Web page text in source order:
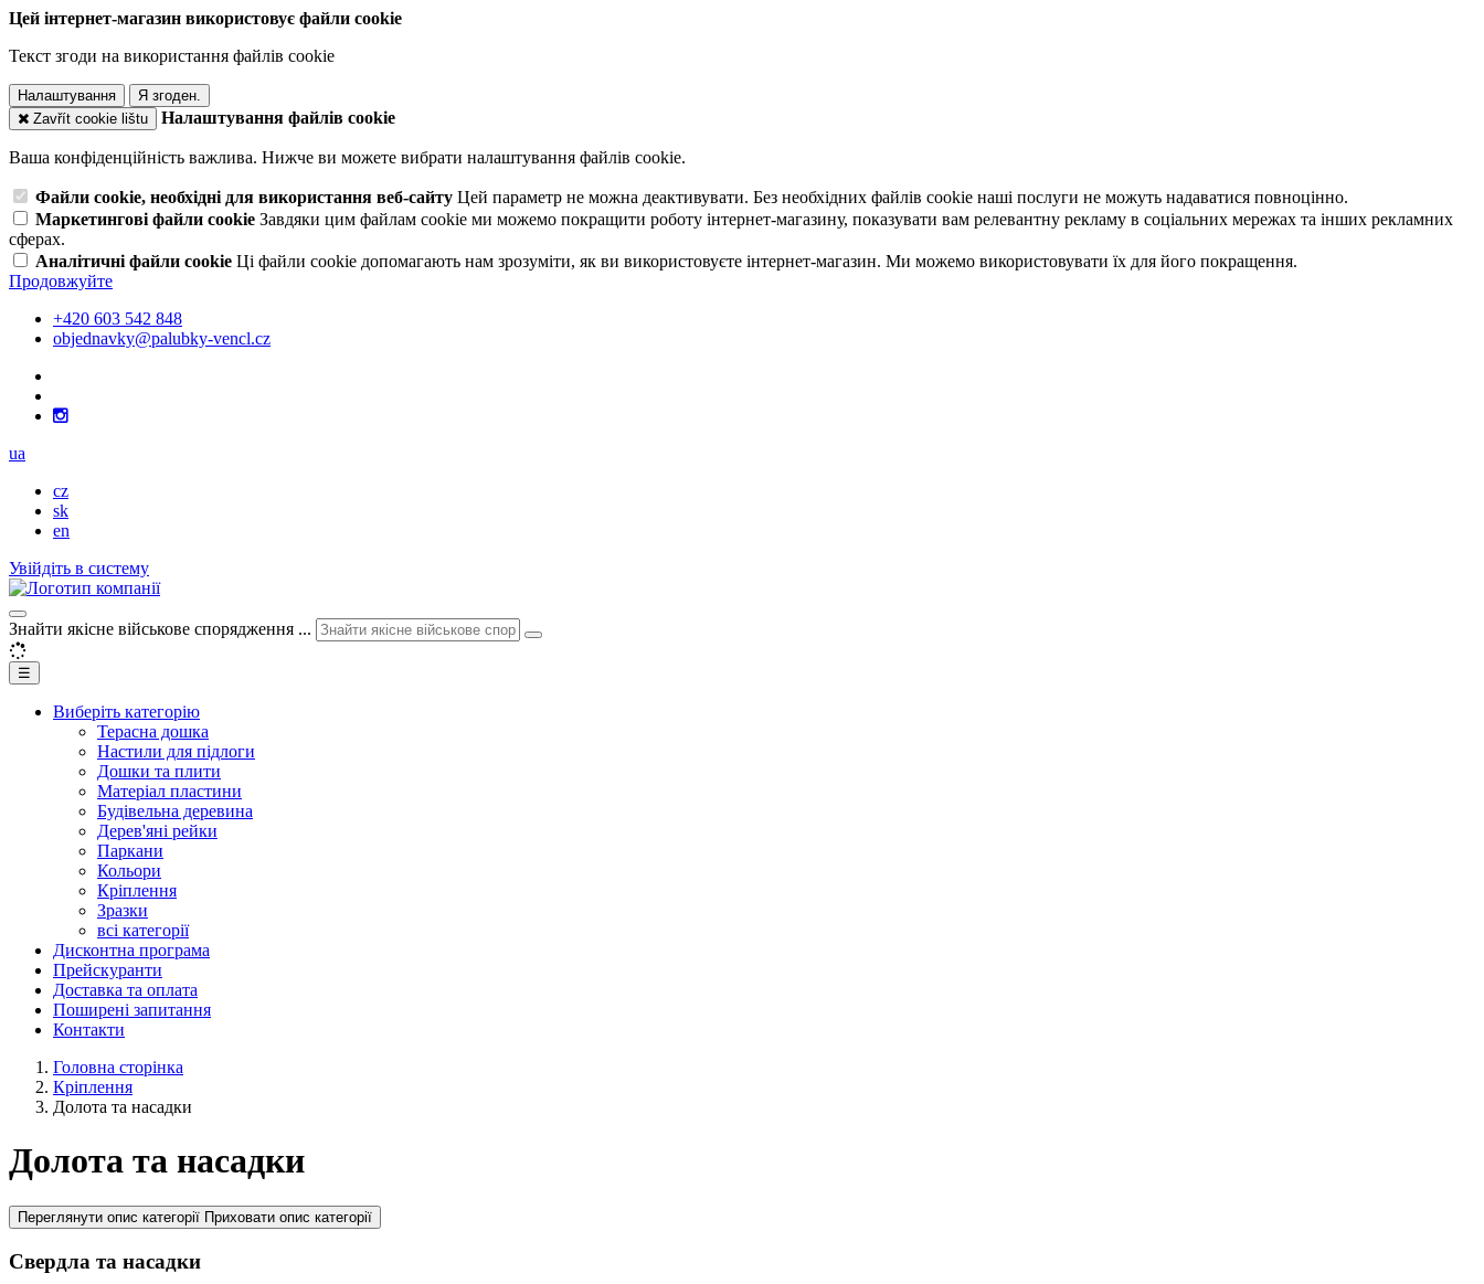
Цей інтернет-магазин використовує файли cookie
Текст згоди на використання файлів cookie
Налаштування
Я згоден.
Zavřít cookie lištu
Налаштування файлів cookie
Ваша конфіденційність важлива. Нижче ви можете вибрати налаштування файлів cookie.
Файли cookie, необхідні для використання веб-сайту Цей параметр не можна деактивувати. Без необхідних файлів cookie наші послуги не можуть надаватися повноцінно.
Маркетингові файли cookie Завдяки цим файлам cookie ми можемо покращити роботу інтернет-магазину, показувати вам релевантну рекламу в соціальних мережах та інших рекламних
сферах.
Аналітичні файли cookie Ці файли cookie допомагають нам зрозуміти, як ви використовуєте інтернет-магазин. Ми можемо використовувати їх для його покращення.
Продовжуйте
+420 603 542 848
objednavky@palubky-vencl.cz
ua
cz
sk
en
Увійдіть в систему
Знайти якісне військове спорядження ...
☰
Виберіть категорію
Терасна дошка
Настили для підлоги
Дошки та плити
Матеріал пластини
Будівельна деревина
Дерев'яні рейки
Паркани
Кольори
Кріплення
Зразки
всі категорії
Дисконтна програма
Прейскуранти
Доставка та оплата
Поширені запитання
Контакти
Головна сторінка
Кріплення
Долота та насадки
Долота та насадки
Переглянути опис категорії Приховати опис категорії
Свердла та насадки